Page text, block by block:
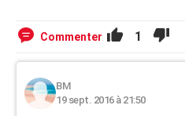
Commenter 1
BM
19 sept. 2016 à 21:50